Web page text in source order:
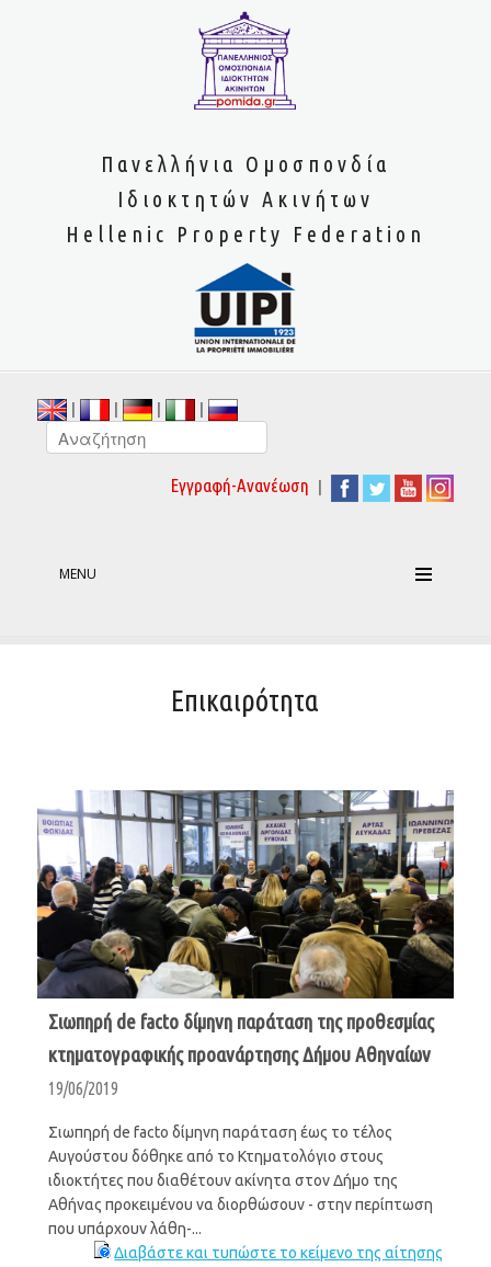
Πανελλήνια Ομοσπονδία
Ιδιοκτητών Ακινήτων
Hellenic Property Federation
| | | |
Εγγραφή-Ανανέωση |
MENU
Επικαιρότητα
Σιωπηρή de facto δίμηνη παράταση της προθεσμίας
κτηματογραφικής προανάρτησης Δήμου Αθηναίων
19/06/2019
Σιωπηρή de facto δίμηνη παράταση έως το τέλος
Αυγούστου δόθηκε από το Κτηματολόγιο στους
ιδιοκτήτες που διαθέτουν ακίνητα στον Δήμο της
Αθήνας προκειμένου να διορθώσουν - στην περίπτωση
που υπάρχουν λάθη-...
Διαβάστε και τυπώστε το κείμενο της αίτησης